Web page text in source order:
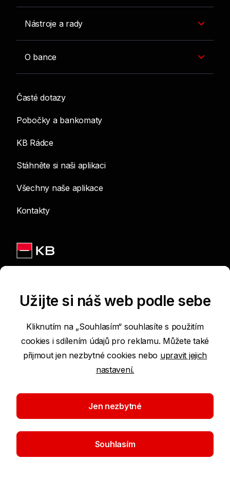
Nástroje a rady
O bance
Časté dotazy
Pobočky a bankomaty
KB Rádce
Stáhněte si naši aplikaci
Všechny naše aplikace
Kontakty
Podmínky používání internetových stránek
Prohlášení o přístupnosti
Ochrana osobních údajů
©2026 Komerční banka
Užijte si náš web podle sebe
Kliknutím na „Souhlasím“ souhlasíte s použitím
cookies i sdílením údajů pro reklamu. Můžete také
přijmout jen nezbytné cookies nebo upravit jejich
nastavení.
Jen nezbytné
Souhlasím